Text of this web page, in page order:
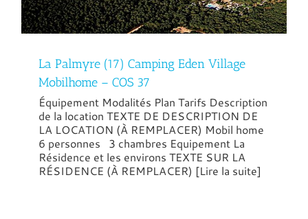
La Palmyre (17) Camping Eden Village
Mobilhome – COS 37
Équipement Modalités Plan Tarifs Description
de la location TEXTE DE DESCRIPTION DE
LA LOCATION (À REMPLACER) Mobil home
6 personnes 3 chambres Equipement La
Résidence et les environs TEXTE SUR LA
RÉSIDENCE (À REMPLACER) [Lire la suite]